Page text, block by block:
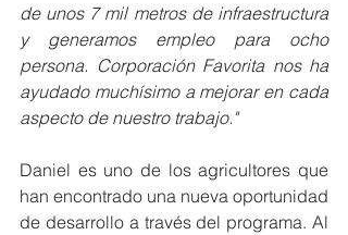
de unos 7 mil metros de infraestructura
y generamos empleo para ocho
persona. Corporación Favorita nos ha
ayudado muchísimo a mejorar en cada
aspecto de nuestro trabajo."
Daniel es uno de los agricultores que
han encontrado una nueva oportunidad
de desarrollo a través del programa. Al